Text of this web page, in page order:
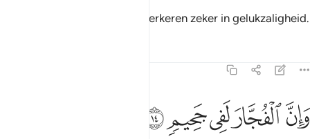
Voorwaar, de deugdzamen verkeren zeker in gelukzaligheid.
وان الفجار لفي جحيم ١٤
وَإِنَّ ٱلْفُجَّارَ لَفِى جَحِيمٍۢ ١٤
ﱿﲀﲁﲂﲃ